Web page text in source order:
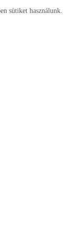
sütiket használunk.